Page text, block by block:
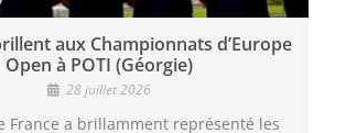
aux Championnats d’Europe
Open à POTI (Géorgie)
28 juillet 2026
France a brillamment représenté les